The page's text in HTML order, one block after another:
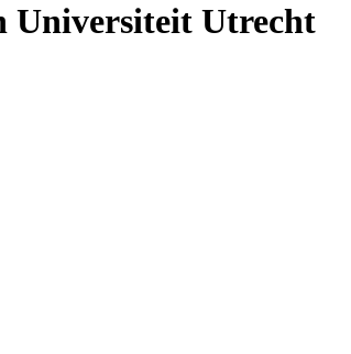
Universiteit Utrecht